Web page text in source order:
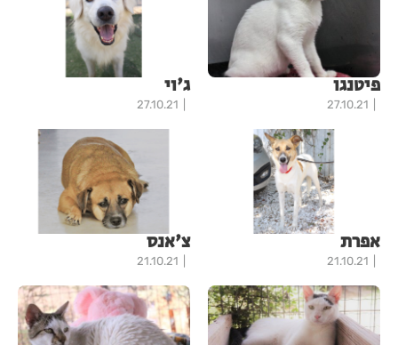
פיטנגו
27.10.21
ג'וי
27.10.21
אפרת
21.10.21
צ'אנס
21.10.21